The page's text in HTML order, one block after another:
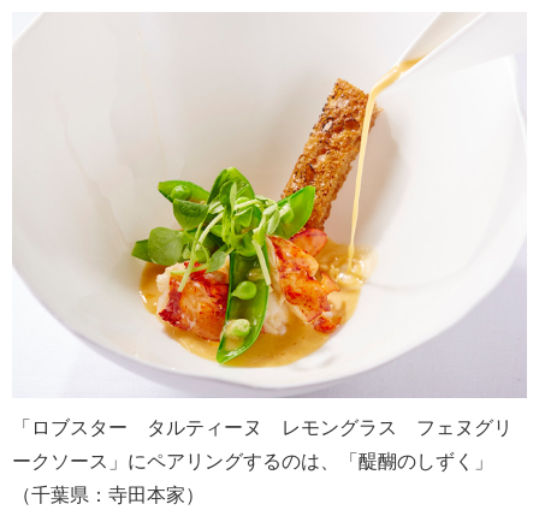
「ロブスター タルティーヌ レモングラス フェヌグリ
ークソース」にペアリングするのは、「醍醐のしずく」
（千葉県：寺田本家）